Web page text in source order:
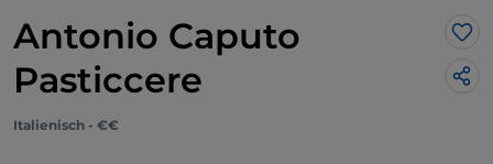
Antonio Caputo
Pasticcere
Italienisch - €€